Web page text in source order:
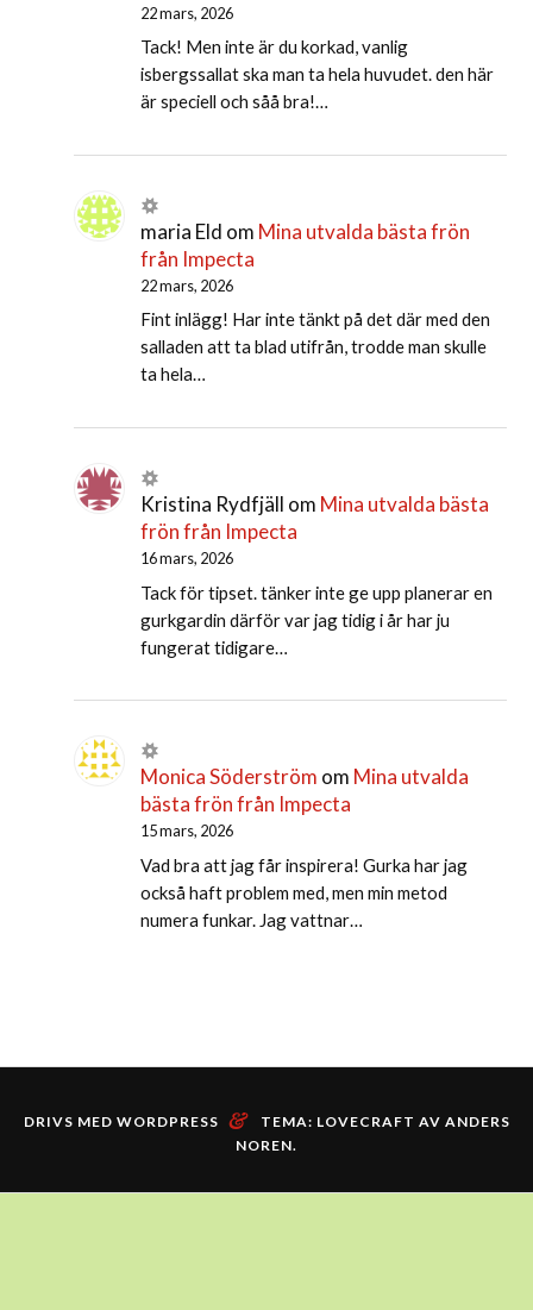
22 mars, 2026
Tack! Men inte är du korkad, vanlig
isbergssallat ska man ta hela huvudet. den här
är speciell och såå bra!…
maria Eld om Mina utvalda bästa frön
från Impecta
22 mars, 2026
Fint inlägg! Har inte tänkt på det där med den
salladen att ta blad utifrån, trodde man skulle
ta hela…
Kristina Rydfjäll om Mina utvalda bästa
frön från Impecta
16 mars, 2026
Tack för tipset. tänker inte ge upp planerar en
gurkgardin därför var jag tidig i år har ju
fungerat tidigare…
Monica Söderström om Mina utvalda
bästa frön från Impecta
15 mars, 2026
Vad bra att jag får inspirera! Gurka har jag
också haft problem med, men min metod
numera funkar. Jag vattnar…
DRIVS MED WORDPRESS & TEMA: LOVECRAFT AV ANDERS
NOREN.